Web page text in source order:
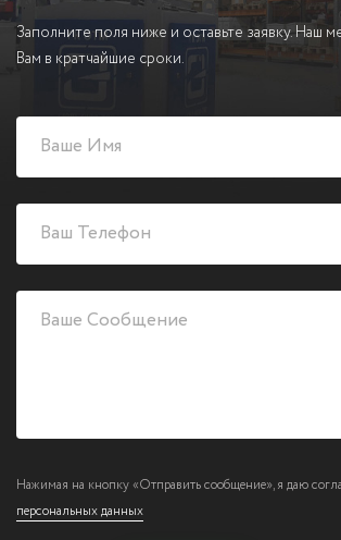
Заполните поля ниже и оставьте заявку. Наш
Вам в кратчайшие сроки.
Нажимая на кнопку «Отправить сообщение», я даю
персональных данных